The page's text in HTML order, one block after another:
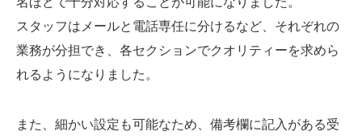
スタッフはメールと電話専任に分けるなど、それぞれの
業務が分担でき、各セクションでクオリティーを求めら
れるようになりました。
また、細かい設定も可能なため、備考欄に記入がある受